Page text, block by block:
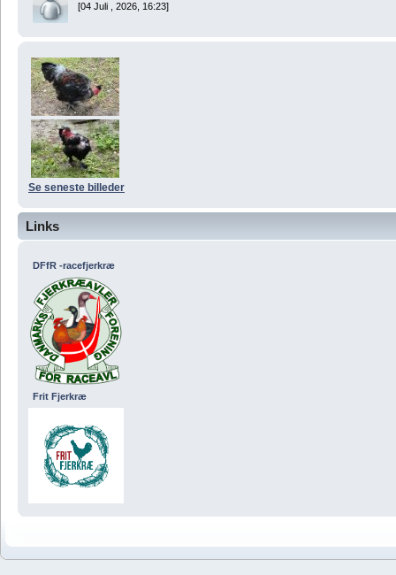
[04 Juli , 2026, 16:23]
Se seneste billeder
Links
DFfR -racefjerkræ
Frit Fjerkræ